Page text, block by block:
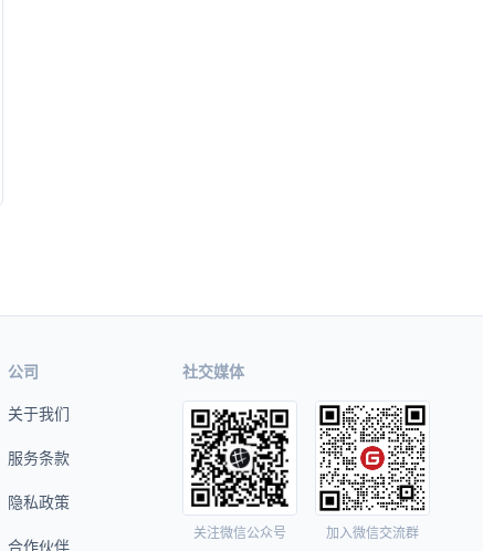
公司
关于我们
服务条款
隐私政策
合作伙伴
社交媒体
关注微信公众号 加入微信交流群